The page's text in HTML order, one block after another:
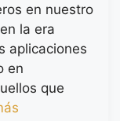
en nuestro
la era
aplicaciones
en
que